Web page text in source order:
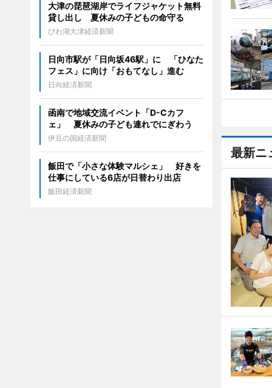
最新ニ
大津の琵琶湖岸でライフジャケット無料
貸し出し 夏休みの子どもの命守る
びわ湖大津経済新聞
日向市駅が「日向坂46駅」に 「ひなた
フェス」に向け「おもてなし」進む
日向経済新聞
函南で地域交流イベント「D-Cカフ
ェ」 夏休みの子ども連れでにぎわう
伊豆の国経済新聞
飯田で「小さな体験マルシェ」 好きを
仕事にしている6店が日替わり出店
飯田経済新聞